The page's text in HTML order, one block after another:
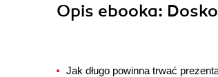
Opis ebooka:
Jak długo powinna trwać